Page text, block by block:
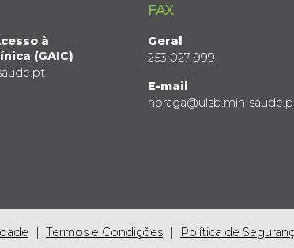
à
(GAIC)
FAX
Geral
253 027 999
E-mail
hbraga@ulsb.min-
Termos e Condições
Política de